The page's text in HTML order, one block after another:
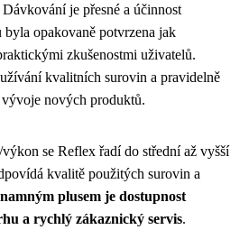
Dávkování je přesné a účinnost
opakovaně potvrzena jak
zkušenostmi uživatelů.
kvalitních surovin a pravidelně
nových produktů.
se Reflex řadí do střední až vyšší
kvalitě použitých surovin a
plusem je dostupnost
a rychlý zákaznický servis.